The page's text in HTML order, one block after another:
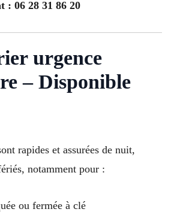
: 06 28 31 86 20
urgence
– Disponible
rapides et assurées de nuit,
notamment pour :
ou fermée à clé